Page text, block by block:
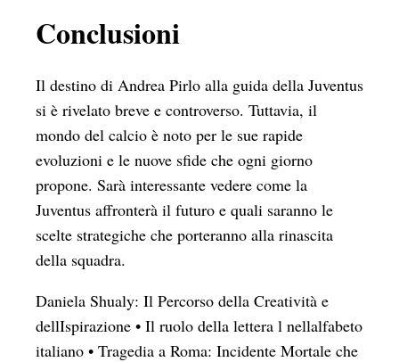
Conclusioni
Il destino di Andrea Pirlo alla guida della Juventus
si è rivelato breve e controverso. Tuttavia, il
mondo del calcio è noto per le sue rapide
evoluzioni e le nuove sfide che ogni giorno
propone. Sarà interessante vedere come la
Juventus affronterà il futuro e quali saranno le
scelte strategiche che porteranno alla rinascita
della squadra.
Daniela Shualy: Il Percorso della Creatività e
dellIspirazione • Il ruolo della lettera l nellalfabeto
italiano • Tragedia a Roma: Incidente Mortale che